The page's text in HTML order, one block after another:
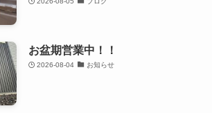
お盆期営業中！！
2026-08-04 お知らせ